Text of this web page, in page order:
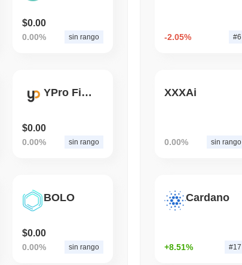
ETFS BANKS
$0.00
0.00% sin rango
YPro Finance
$0.00
0.00% sin rango
BOLO
$0.00
0.00% sin rango
-2.05% #6
XXXAi
0.00% sin rango
Cardano
+8.51% #17